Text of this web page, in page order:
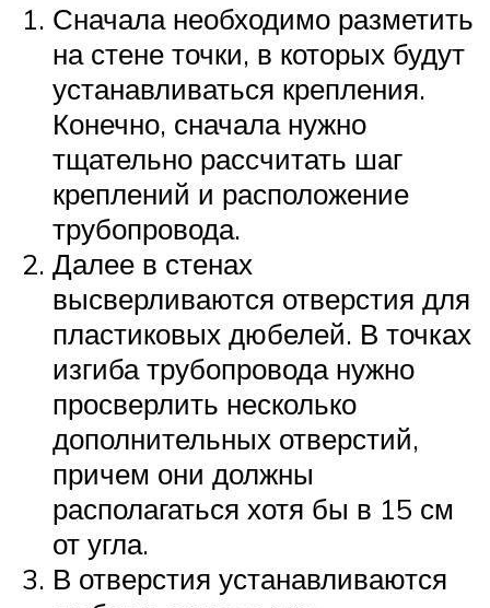
Сначала необходимо разметить
на стене точки, в которых будут
устанавливаться крепления.
Конечно, сначала нужно
тщательно рассчитать шаг
креплений и расположение
трубопровода.
Далее в стенах
высверливаются отверстия для
пластиковых дюбелей. В точках
изгиба трубопровода нужно
просверлить несколько
дополнительных отверстий,
причем они должны
располагаться хотя бы в 15 см
от угла.
В отверстия устанавливаются